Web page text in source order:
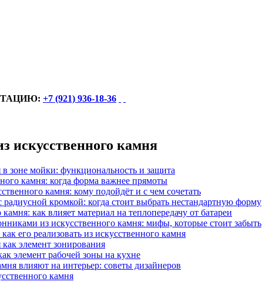
+7 (921) 936-18-36
искусственного камня
зоне мойки: функциональность и защита
камня: когда форма важнее прямоты
камня: кому подойдёт и с чем сочетать
кромкой: когда стоит выбрать нестандартную форму
как влияет материал на теплопередачу от батареи
из искусственного камня: мифы, которые стоит забыть
его реализовать из искусственного камня
элемент зонирования
элемент рабочей зоны на кухне
влияют на интерьер: советы дизайнеров
камня